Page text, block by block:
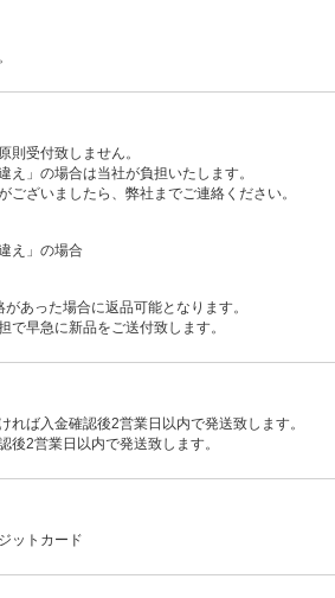
則受付致しません。
え」の場合は当社が負担いたします。
ございましたら、弊社までご連絡ください。
え」の場合
あった場合に返品可能となります。
で早急に新品をご送付致します。
れば入金確認後2営業日以内で発送致します。
後2営業日以内で発送致します。
ットカード